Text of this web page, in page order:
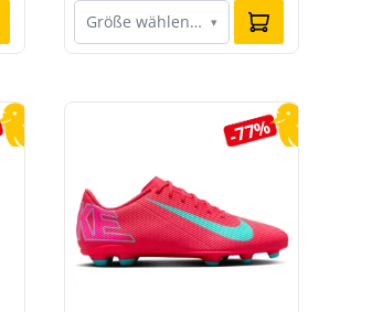
Größe wählen… ▾
-77%